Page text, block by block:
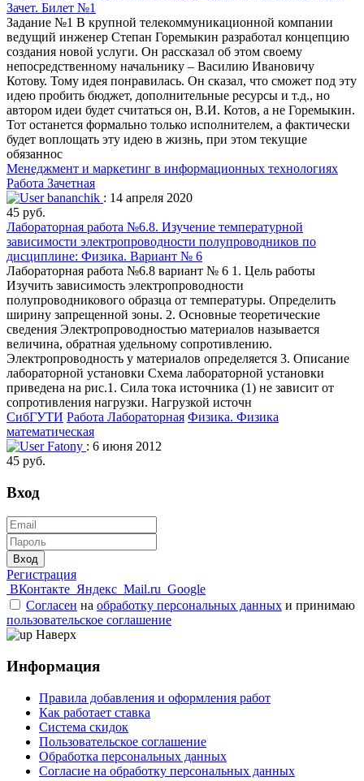
Зачет. Билет №1
Задание №1 В крупной телекоммуникационной компании
ведущий инженер Степан Горемыкин разработал концепцию
создания новой услуги. Он рассказал об этом своему
непосредственному начальнику – Василию Ивановичу
Котову. Тому идея понравилась. Он сказал, что сможет под эту
идею пробить бюджет, дополнительные ресурсы и т.д., но
автором идеи будет считаться он, В.И. Котов, а не Горемыкин.
Тот останется формально только исполнителем, а фактически
будет воплощать эту идею в жизнь, при этом текущие
обязаннос
Менеджмент и маркетинг в информационных технологиях
Работа Зачетная
bananchik : 14 апреля 2020
45 руб.
Лабораторная работа №6.8. Изучение температурной
зависимости электропроводности полупроводников по
дисциплине: Физика. Вариант № 6
Лабораторная работа №6.8 вариант № 6 1. Цель работы
Изучить зависимость электропроводности
полупроводникового образца от температуры. Определить
ширину запрещенной зоны. 2. Основные теоретические
сведения Электропроводностью материалов называется
величина, обратная удельному сопротивлению.
Электропроводность у материалов определяется 3. Описание
лабораторной установки Схема лабораторной установки
приведена на рис.1. Сила тока источника (1) не зависит от
сопротивления нагрузки. Нагрузкой источн
СибГУТИ Работа Лабораторная Физика. Физика
математическая
Fatony : 6 июня 2012
45 руб.
Вход
Вход
Регистрация
ВКонтакте Яндекс Mail.ru Google
Согласен на обработку персональных данных и принимаю
пользовательское соглашение
Наверх
Информация
Правила добавления и оформления работ
Как работает ставка
Система скидок
Пользовательское соглашение
Обработка персональных данных
Согласие на обработку персональных данных